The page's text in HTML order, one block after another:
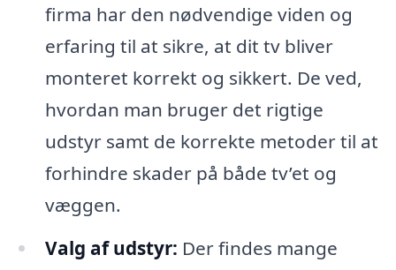
firma har den nødvendige viden og
erfaring til at sikre, at dit tv bliver
monteret korrekt og sikkert. De ved,
hvordan man bruger det rigtige
udstyr samt de korrekte metoder til at
forhindre skader på både tv’et og
væggen.
Valg af udstyr: Der findes mange